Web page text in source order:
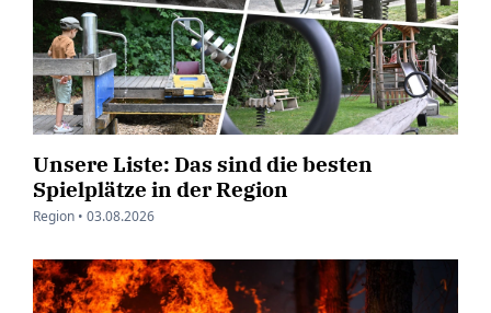
Unsere Liste: Das sind die besten
Spielplätze in der Region
Region • 03.08.2026